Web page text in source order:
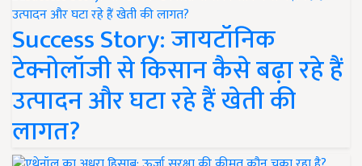
Success Story: जायटॉनिक
टेक्नोलॉजी से किसान कैसे बढ़ा रहे हैं
उत्पादन और घटा रहे हैं खेती की
लागत?